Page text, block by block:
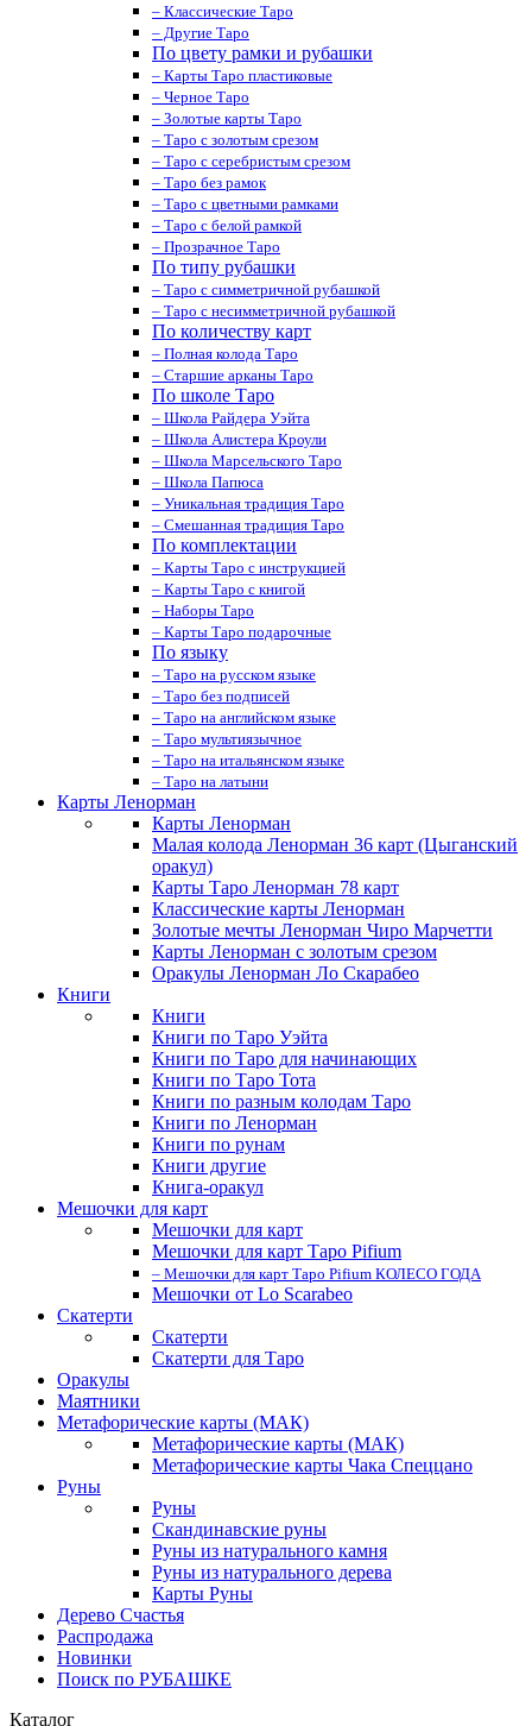
– Классические Таро
– Другие Таро
По цвету рамки и рубашки
– Карты Таро пластиковые
– Черное Таро
– Золотые карты Таро
– Таро с золотым срезом
– Таро с серебристым срезом
– Таро без рамок
– Таро с цветными рамками
– Таро с белой рамкой
– Прозрачное Таро
По типу рубашки
– Таро с симметричной рубашкой
– Таро с несимметричной рубашкой
По количеству карт
– Полная колода Таро
– Старшие арканы Таро
По школе Таро
– Школа Райдера Уэйта
– Школа Алистера Кроули
– Школа Марсельского Таро
– Школа Папюса
– Уникальная традиция Таро
– Смешанная традиция Таро
По комплектации
– Карты Таро с инструкцией
– Карты Таро с книгой
– Наборы Таро
– Карты Таро подарочные
По языку
– Таро на русском языке
– Таро без подписей
– Таро на английском языке
– Таро мультиязычное
– Таро на итальянском языке
– Таро на латыни
Карты Ленорман
Карты Ленорман
Малая колода Ленорман 36 карт (Цыганский
оракул)
Карты Таро Ленорман 78 карт
Классические карты Ленорман
Золотые мечты Ленорман Чиро Марчетти
Карты Ленорман с золотым срезом
Оракулы Ленорман Ло Скарабео
Книги
Книги
Книги по Таро Уэйта
Книги по Таро для начинающих
Книги по Таро Тота
Книги по разным колодам Таро
Книги по Ленорман
Книги по рунам
Книги другие
Книга-оракул
Мешочки для карт
Мешочки для карт
Мешочки для карт Таро Pifium
– Мешочки для карт Таро Pifium КОЛЕСО ГОДА
Мешочки от Lo Scarabeo
Скатерти
Скатерти
Скатерти для Таро
Оракулы
Маятники
Метафорические карты (МАК)
Метафорические карты (МАК)
Метафорические карты Чака Спеццано
Руны
Руны
Скандинавские руны
Руны из натурального камня
Руны из натурального дерева
Карты Руны
Дерево Счастья
Распродажа
Новинки
Поиск по РУБАШКЕ
Каталог